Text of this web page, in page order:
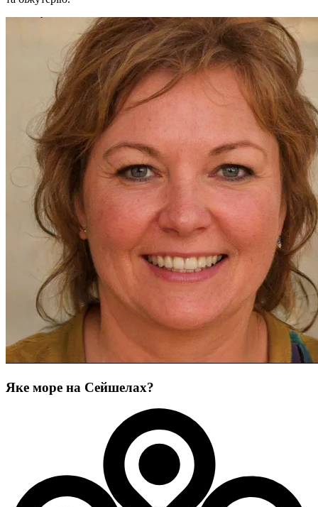
Яке море на Сейшелах?